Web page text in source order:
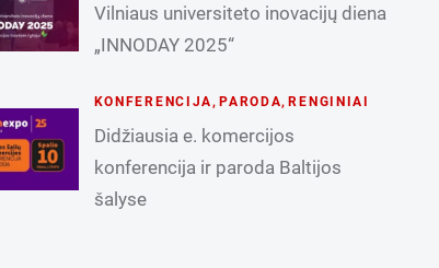
Vilniaus universiteto inovacijų diena
„INNODAY 2025“
KONFERENCIJA ,PARODA,RENGINIAI
Didžiausia e. komercijos
konferencija ir paroda Baltijos
šalyse